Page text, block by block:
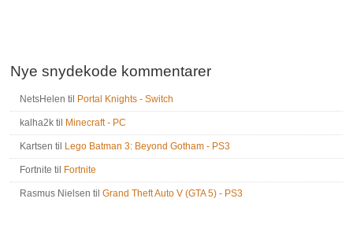
Nye snydekode kommentarer
NetsHelen til Portal Knights - Switch
kalha2k til Minecraft - PC
Kartsen til Lego Batman 3: Beyond Gotham - PS3
Fortnite til Fortnite
Rasmus Nielsen tilGrand Theft Auto V (GTA 5) - PS3